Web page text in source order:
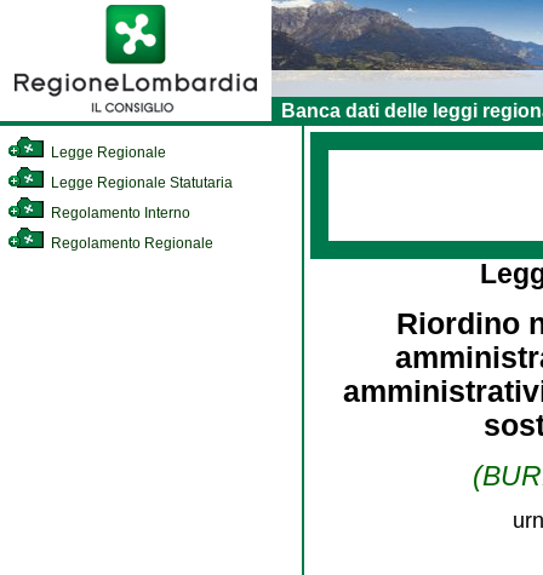
Banca dati delle leggi
Legge Regionale
Legge Regionale Statutaria
Regolamento Interno
Regolamento Regionale
Riordino